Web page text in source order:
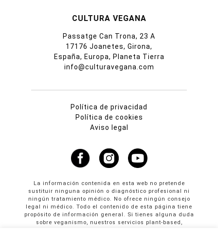
CULTURA VEGANA
Passatge Can Trona, 23 A
17176 Joanetes, Girona,
España, Europa, Planeta Tierra
info@culturavegana.com
Política de privacidad
Política de cookies
Aviso legal
La información contenida en esta web no pretende
sustituir ninguna opinión o diagnóstico profesional ni
ningún tratamiento médico. No ofrece ningún consejo
legal ni médico. Todo el contenido de esta página tiene
propósito de información general. Si tienes alguna duda
sobre veganismo, nuestros servicios plant-based,